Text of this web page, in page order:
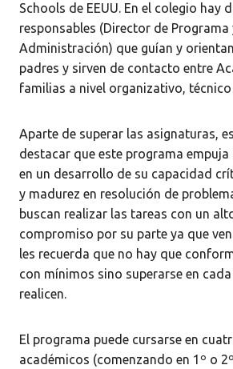
Schools de EEUU. En el colegio hay
responsables (Director de Programa
Administración) que guían y
padres y sirven de contacto entre
familias a nivel organizativo,
Aparte de superar las asignaturas,
destacar que este programa
en un desarrollo de su capacidad
y madurez en resolución de
buscan realizar las tareas con un
compromiso por su parte ya que
les recuerda que no hay que
con mínimos sino superarse en
realicen.
El programa puede cursarse en
académicos (comenzando en 1º o